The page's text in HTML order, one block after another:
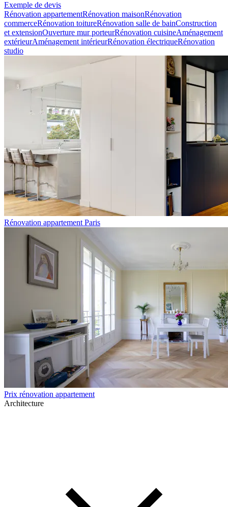
Exemple de devis
Rénovation appartementRénovation maisonRénovation
commerceRénovation toitureRénovation salle de bainConstruction
et extensionOuverture mur porteurRénovation cuisineAménagement
extérieurAménagement intérieurRénovation électriqueRénovation
studio
Rénovation appartement Paris
Prix rénovation appartement
Architecture